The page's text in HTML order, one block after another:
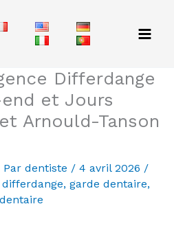
Differdange
et Jours
Arnould-Tanson
Par dentiste / 4 avril 2026 /
differdange, garde dentaire,